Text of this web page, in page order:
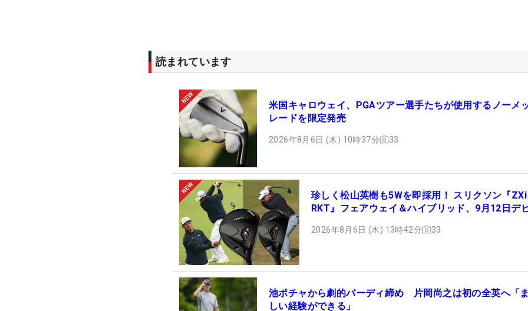
読まれています
米国キャロウェイ、PGAツアー選手たちが使用するノーメ
レードを限定発売
2026年8月6日 (木) 10時37分 33
珍しく松山英樹も5Wを即採用！ スリクソン『ZXi
RKT』フェアウェイ＆ハイブリッド、9月12日デ
2026年8月6日 (木) 13時42分 33
池ポチャから劇的バーディ締め 片岡尚之は初の全英へ「
しい経験ができる」